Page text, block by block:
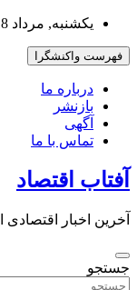
بروید
یکشنبه, مرداد 18, 1405
فهرست واکنشگرا
درباره ما
بازنشر
آگهی
تماس با ما
آفتاب اقتصاد
آخرین اخبار اقتصادی
جستجو